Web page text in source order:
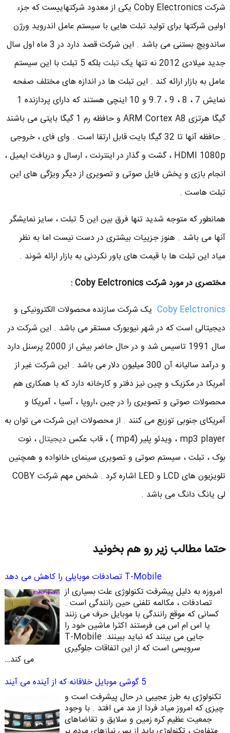
شرکت Coby Electronics یکی از معدود شرکتهاییست که جزء
اولین شرکتها برای تولید تبلت هایی با سیستم عامل اندروید ورژن
ساندویچ بستنی می باشد . این شرکت قصد دارد در 3 ماه اول سال
جدید میلادی 2012 نه تنها یک
تبلت
بلکه 5 تبلت با این سیستم
عامل به بازار ارائه کند . این تبلت ها در اندازه های مختلف صفحه
نمایش 7 ، 8 ، 9 ، 9.7 و 10 اینچی هستند که دارای پردازنده 1
گیگا هرتزی ARM Cortex A8 و حافظه رم 1 گیگا بایتی می باشند
. حافظه آنها تا 32 گیگا بایت قابل ارتقا است . وای فای ، خروجی
HDMI 1080p ، گشت و گذار در اینترنت ، ارسال و دریافت ایمیل ،
انجام بازی و پخش فایل صوتی و تصویری از دیگر ویژگی های این
تبلت هاست .
همانطور که متوجه شدید تنها فرق بین این 5 تبلت ، سایز نمایشگر
آنها می باشد . هنوز جزییات بیشتری در دست نیست اما به نظر
میاد این تبلت ها با قیمت های باور نکردنی به بازار ارائه شوند .
مختصری در مورد شرکت Coby Eelctronics :
Coby Eelctronics یک شرکت سازنده محصولات الکترونیکی و
دیجیتالی است که در شهر نیویورک مستقر می باشد . این شرکت در
سال 1991 تاسیس شد و در حال حاضر بیش از 2000 پرسنل دارد
و درآمد سالیانه آن 300 میلیون دلار می باشد . این شرکت غیر از
آمریکا در مکزیک و چین نیز دفتر و کارخانه دارد که با همکاری هم
محصولات صوتی و تصویری را در چین ،‌اروپا ، آسیا ، آمریکا و
آمریکای جنوبی توزیع می کنند . از محصولات این شرکت می توان به
mp3 player ، ویدئو پلیر (mp4 ) ، قاب عکس
دیجیتال، نوت
بوک ، تبلت ، سیستم صوتی و تصویری سینمای خانواده و همچنین
تلویزیون های LCD و LED اشاره کرد . شخص مهم شرکت COBY
لی یانگ دانگ می باشد .
حتما مطالب زیر رو هم بخونید
T-Mobile تصادفات موبایلی را کاهش می دهد
امروزه به دلیل پیشرفت تکنولوژی علت بسیاری از
تصادفات ، مکالمه تلفنی حین رانندگی است .
کسانی که موقع رانندگی با موبایل حرف می زنند
یا اس ام اس می فرستند اکثرا ماشین خود را
جایی می بینند که نباید ببینند. T-Mobile
سرویسی است که از این اتفاقات جلوگیری
می کند…
5 گوشی موبایل خلاقانه که از آینده می آیند
تکنولوژی به طرز عجیبی در حال پیشرفت است و
چیزی که امروز میاد فردا از مد می افتد . با وجود
جمعیت عظیم کره زمین و سلایق و تقاضاهای